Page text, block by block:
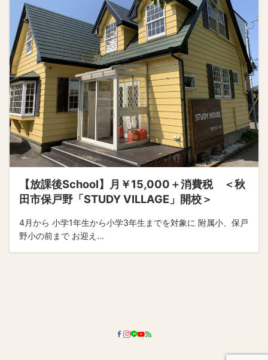
【放課後School】月￥15,000＋消費税 ＜秋
田市保戸野「STUDY VILLAGE」開校＞
4月から 小学1年生から小学3年生までを対象に 附属小、保戸
野小の前まで お迎え...